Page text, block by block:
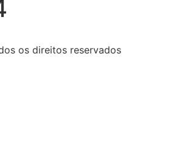
os direitos reservados